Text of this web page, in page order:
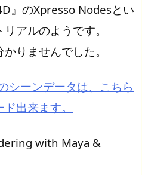
』のXpresso Nodesとい
アルのようです。
りませんでした。
シーンデータは、こちら
出来ます。
with Maya &